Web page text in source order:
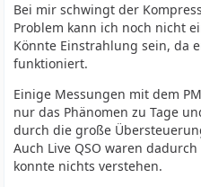
Bei mir schwingt der
Problem kann ich noch nicht
Könnte Einstrahlung sein, da
funktioniert.
Einige Messungen mit dem
nur das Phänomen zu Tage
durch die große
Auch Live QSO waren
konnte nichts verstehen.